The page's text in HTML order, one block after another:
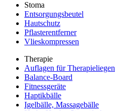
Stoma
Entsorgungsbeutel
Hautschutz
Pflasterentferner
Vlieskompressen
Therapie
Auflagen für Therapieliegen
Balance-Board
Fitnessgeräte
Haptikbälle
Igelbälle, Massagebälle